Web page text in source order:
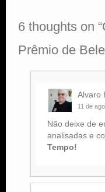
6 thoughts on “
Prêmio de
Alvaro
11 de
Não deixe de
analisadas e
Tempo!